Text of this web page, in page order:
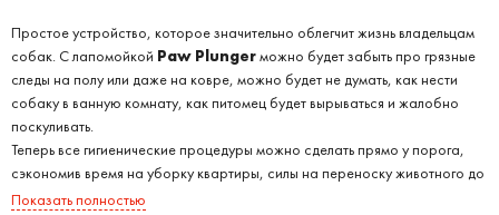
Простое устройство, которое значительно облегчит жизнь владельцам
собак. С лапомойкой Paw Plungerможно будет забыть про грязные
следы на полу или даже на ковре, можно будет не думать, как нести
собаку в ванную комнату, как питомец будет вырываться и жалобно
поскуливать.
Теперь все гигиенические процедуры можно сделать прямо у порога,
сэкономив время на уборку квартиры, силы на переноску животного до
ванны, а также нервы себе и собаке. Достаточно несколько раз
Показать полностью